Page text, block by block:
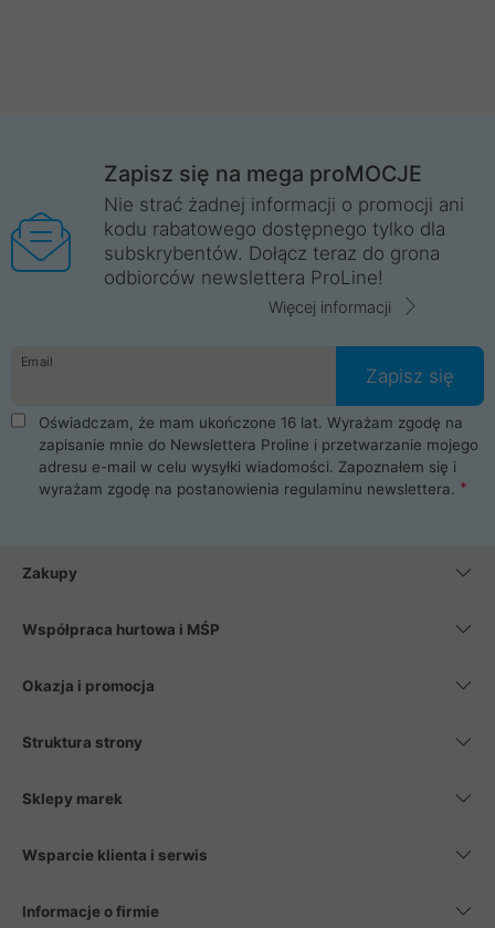
Zapisz się na mega proMOCJE
Nie strać żadnej informacji o promocji ani
kodu rabatowego dostępnego tylko dla
subskrybentów. Dołącz teraz do grona
odbiorców newslettera ProLine!
Więcej informacji
Email
Zapisz się
Oświadczam, że mam ukończone 16 lat. Wyrażam zgodę na
zapisanie mnie do Newslettera Proline i przetwarzanie mojego
adresu e-mail w celu wysyłki wiadomości. Zapoznałem się i
wyrażam zgodę na postanowienia regulaminu newslettera.
Zakupy
Współpraca hurtowa i MŚP
Okazja i promocja
Struktura strony
Sklepy marek
Wsparcie klienta i serwis
Informacje o firmie